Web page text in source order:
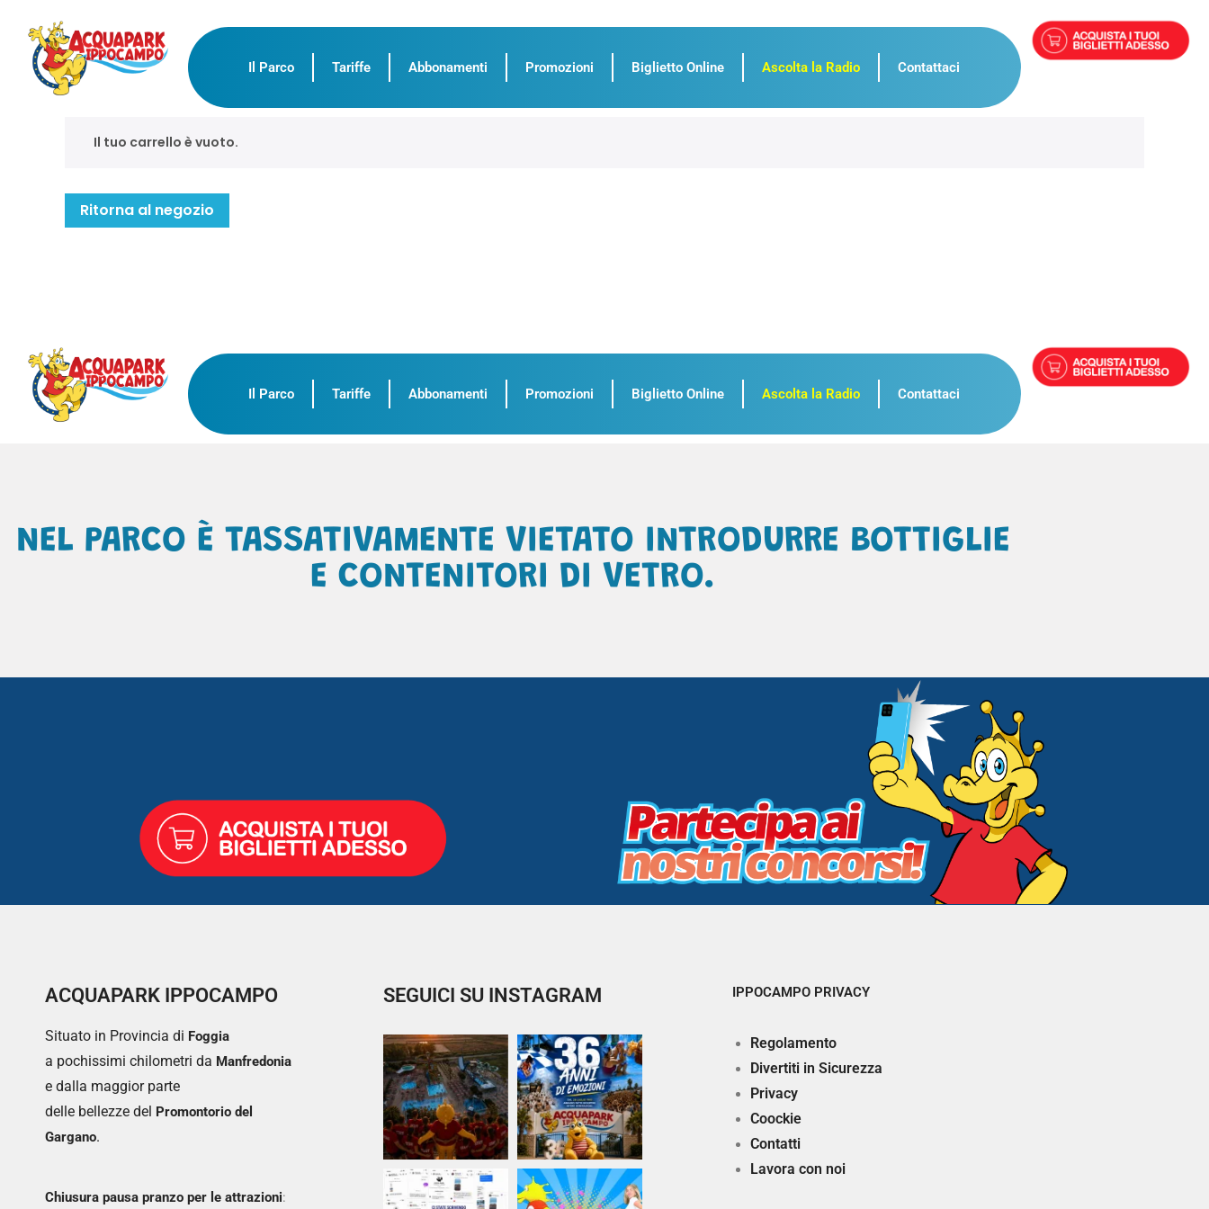
Il Parco Tariffe Abbonamenti Promozioni Biglietto Online Ascolta la Radio Contattaci
Il tuo carrello è vuoto.
Ritorna al negozio
Il Parco Tariffe Abbonamenti Promozioni Biglietto Online Ascolta la Radio Contattaci
NEL PARCO È TASSATIVAMENTE VIETATO INTRODURRE BOTTIGLIE
E CONTENITORI DI VETRO.
ACQUAPARK IPPOCAMPO
Situato in Provincia di Foggia
a pochissimi chilometri da Manfredonia
e dalla maggior parte
delle bellezze del Promontorio del
Gargano.
Chiusura pausa pranzo per le attrazioni:
SEGUICI SU INSTAGRAM IPPOCAMPO PRIVACY
Regolamento
Divertiti in Sicurezza
Privacy
Coockie
Contatti
Lavora con noi